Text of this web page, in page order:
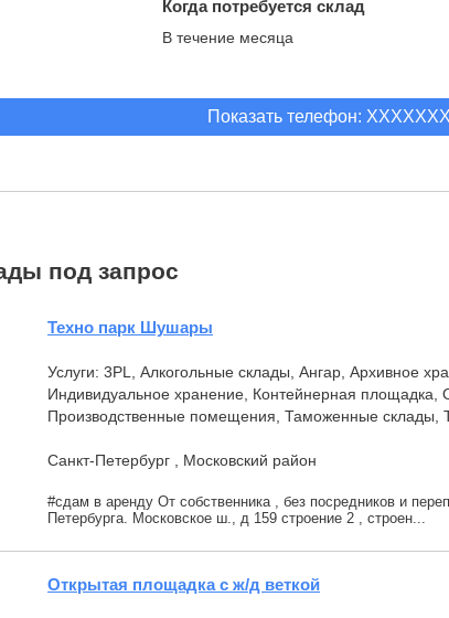
Когда потребуется склад
В течение месяца
Показать телефон:
под запрос
Техно парк Шушары
Услуги: 3PL, Алкогольные склады, Ангар, Архивное
Индивидуальное хранение, Контейнерная
Производственные помещения, Таможенные склады,
Санкт-Петербург , Московский район
#сдам в аренду От собственника , без посредников и
Петербурга. Московское ш., д 159 строение 2 , строен...
Открытая площадка с ж/д веткой